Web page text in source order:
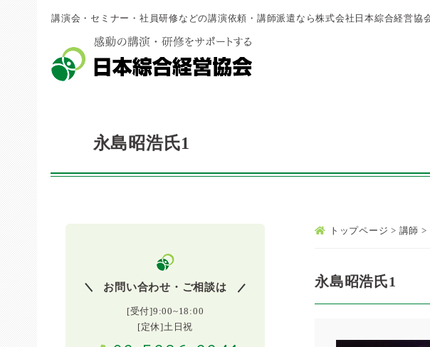
講演会・セミナー・社員研修などの講演依頼・講師派遣なら株式会社日本綜合経営協
永島昭浩氏1
トップページ > 講師 >
永島昭浩氏1
お問い合わせ・ご相談は
[受付]9:00~18:00
[定休]土日祝